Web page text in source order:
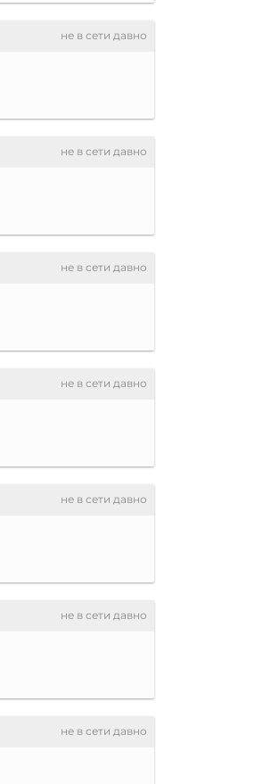
не в сети давно
не в сети давно
не в сети давно
не в сети давно
не в сети давно
не в сети давно
не в сети давно